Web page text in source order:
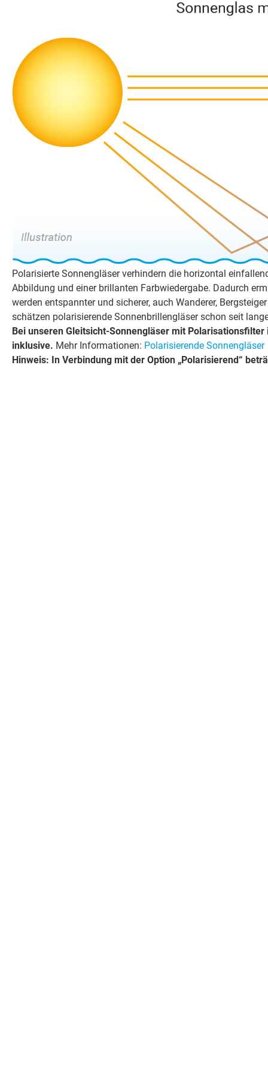
Polarisierte Sonnengläser verhindern die horizontal
Abbildung und einer brillanten Farbwiedergabe. Dadurch
werden entspannter und sicherer, auch Wanderer,
schätzen polarisierende Sonnenbrillengläser schon seit
Bei unseren Gleitsicht-Sonnengläser mit
inklusive. Mehr Informationen: Polarisierende Sonnengläser
Hinweis: In Verbindung mit der Option „Polarisierend“